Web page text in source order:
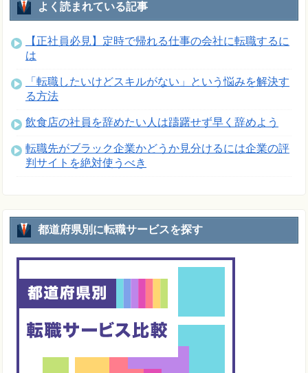
よく読まれている記事
【正社員必見】定時で帰れる仕事の会社に転職するに
は
「転職したいけどスキルがない」という悩みを解決す
る方法
飲食店の社員を辞めたい人は躊躇せず早く辞めよう
転職先がブラック企業かどうか見分けるには企業の評
判サイトを絶対使うべき
都道府県別に転職サービスを探す